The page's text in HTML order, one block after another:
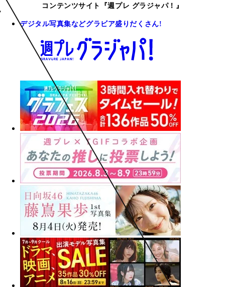
コンテンツサイト『週プレ グラジャパ！』
デジタル写真集などグラビア盛りだくさん!